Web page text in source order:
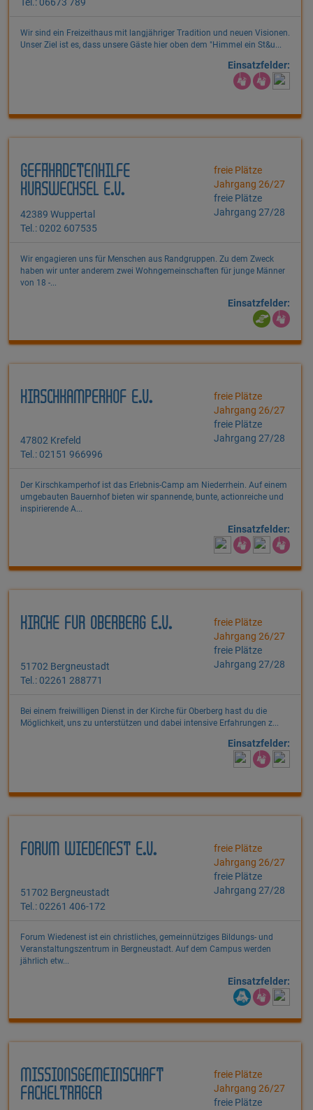
Wir sind ein Freizeithaus mit langjähriger Tradition und neuen Visionen.
Unser Ziel ist es, dass unsere Gäste hier oben dem "Himmel ein St&u...
Einsatzfelder:
GEFÄHRDETENHILFE
KURSWECHSEL E.V.
42389 Wuppertal
Tel.: 0202 607535
freie Plätze
Jahrgang 26/27
freie Plätze
Jahrgang 27/28
Wir engagieren uns für Menschen aus Randgruppen. Zu dem Zweck
haben wir unter anderem zwei Wohngemeinschaften für junge Männer
von 18 -...
Einsatzfelder:
KIRSCHKAMPERHOF E.V.
47802 Krefeld
Tel.: 02151 966996
freie Plätze
Jahrgang 26/27
freie Plätze
Jahrgang 27/28
Der Kirschkamperhof ist das Erlebnis-Camp am Niederrhein. Auf einem
umgebauten Bauernhof bieten wir spannende, bunte, actionreiche und
inspirierende A...
Einsatzfelder:
KIRCHE FÜR OBERBERG E.V.
51702 Bergneustadt
Tel.: 02261 288771
freie Plätze
Jahrgang 26/27
freie Plätze
Jahrgang 27/28
Bei einem freiwilligen Dienst in der Kirche für Oberberg hast du die
Möglichkeit, uns zu unterstützen und dabei intensive Erfahrungen z...
Einsatzfelder:
FORUM WIEDENEST E.V.
51702 Bergneustadt
Tel.: 02261 406-172
freie Plätze
Jahrgang 26/27
freie Plätze
Jahrgang 27/28
Forum Wiedenest ist ein christliches, gemeinnütziges Bildungs- und
Veranstaltungszentrum in Bergneustadt. Auf dem Campus werden
jährlich etw...
Einsatzfelder:
MISSIONSGEMEINSCHAFT
FACKELTRÄGER
freie Plätze
Jahrgang 26/27
freie Plätze